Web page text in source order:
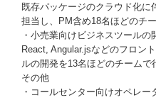
既存パッケージのクラウド化に
担当し、PM含め18名ほどのチ
・小売業向けビジネスツールの
React, Angular.jsなどのフロン
ルの開発を13名ほどのチームで
その他
・コールセンター向けオペレー